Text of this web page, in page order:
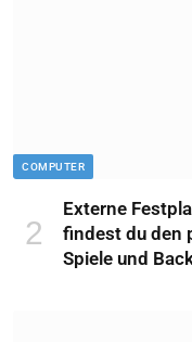
COMPUTER
Externe
findest du den
Spiele und